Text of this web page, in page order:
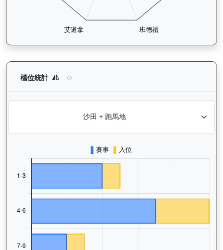
檔位統計 健康之星（G374）— 檔位統計分析：查看馬匹